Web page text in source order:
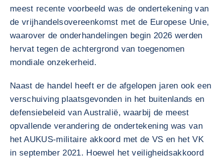
meest recente voorbeeld was de ondertekening van
de vrijhandelsovereenkomst met de Europese Unie,
waarover de onderhandelingen begin 2026 werden
hervat tegen de achtergrond van toegenomen
mondiale onzekerheid.
Naast de handel heeft er de afgelopen jaren ook een
verschuiving plaatsgevonden in het buitenlands en
defensiebeleid van Australië, waarbij de meest
opvallende verandering de ondertekening was van
het AUKUS-militaire akkoord met de VS en het VK
in september 2021. Hoewel het veiligheidsakkoord